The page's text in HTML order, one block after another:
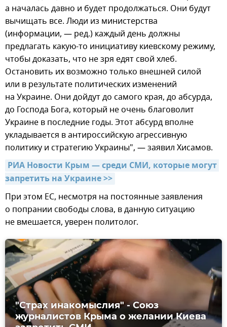
а началась давно и будет продолжаться. Они будут
вычищать все. Люди из министерства
(информации, — ред.) каждый день должны
предлагать какую-то инициативу киевскому режиму,
чтобы доказать, что не зря едят свой хлеб.
Остановить их возможно только внешней силой
или в результате политических изменений
на Украине. Они дойдут до самого края, до абсурда,
до Господа Бога, который не очень благоволит
Украине в последние годы. Этот абсурд вполне
укладывается в антироссийскую агрессивную
политику и стратегию Украины", — заявил Хисамов.
РИА Новости Крым — среди СМИ, которые могут
запретить на Украине >>
При этом ЕС, несмотря на постоянные заявления
о попрании свободы слова, в данную ситуацию
не вмешается, уверен политолог.
"Страх инакомыслия" - Союз
журналистов Крыма о желании Киева